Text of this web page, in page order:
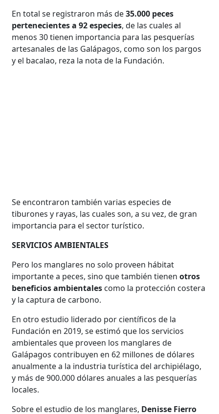
En total se registraron más de35.000 peces
pertenecientes a 92 especies, de las cuales al
menos 30 tienen importancia para las pesquerías
artesanales de las Galápagos, como son los pargos
y el bacalao, reza la nota de la Fundación.
Se encontraron también varias especies de
tiburones y rayas, las cuales son, a su vez, de gran
importancia para el sector turístico.
SERVICIOS AMBIENTALES
Pero los manglares no solo proveen hábitat
importante a peces, sino que también tienenotros
beneficios ambientales como la protección costera
y la captura de carbono.
En otro estudio liderado por científicos de la
Fundación en 2019, se estimó que los servicios
ambientales que proveen los manglares de
Galápagos contribuyen en 62 millones de dólares
anualmente a la industria turística del archipiélago,
y más de 900.000 dólares anuales a las pesquerías
locales.
Sobre el estudio de los manglares, Denisse Fierro